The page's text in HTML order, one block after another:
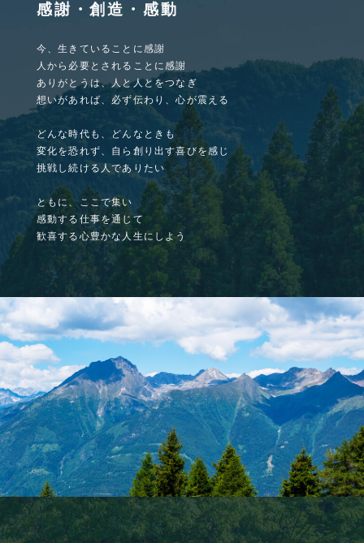
感謝・創造・感動
今、生きていることに感謝
人から必要とされることに感謝
ありがとうは、人と人とをつなぎ
想いがあれば、必ず伝わり、心が震える
どんな時代も、どんなときも
変化を恐れず、自ら創り出す喜びを感じ
挑戦し続ける人でありたい
ともに、ここで集い
感動する仕事を通じて
歓喜する心豊かな人生にしよう